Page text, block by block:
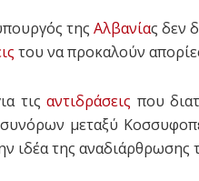
τηςΑλβανίας δεν
του να προκαλούν
τιςαντιδράσεις που
μεταξύ
ιδέα της